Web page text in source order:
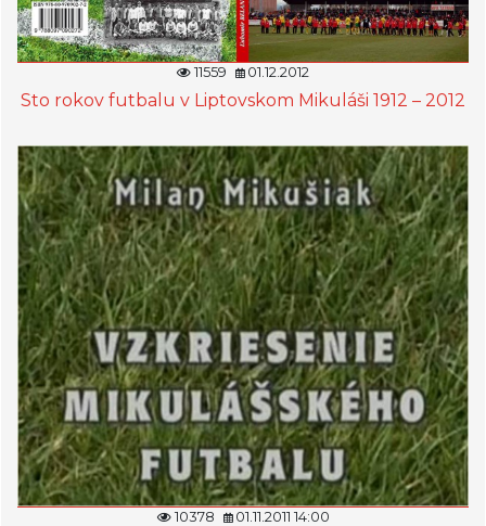
11559 01.12.2012
Sto rokov futbalu v Liptovskom Mikuláši 1912 – 2012
10378 01.11.2011 14:00